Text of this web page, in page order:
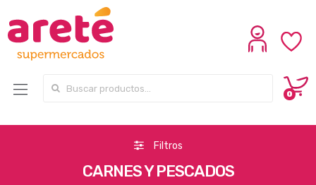
Search for:
0
Filtros
CARNES Y PESCADOS